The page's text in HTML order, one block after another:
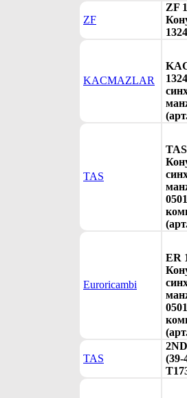
ZF
ZF
KACMAZLAR
TAS
Euroricambi
ER
TAS
(39-